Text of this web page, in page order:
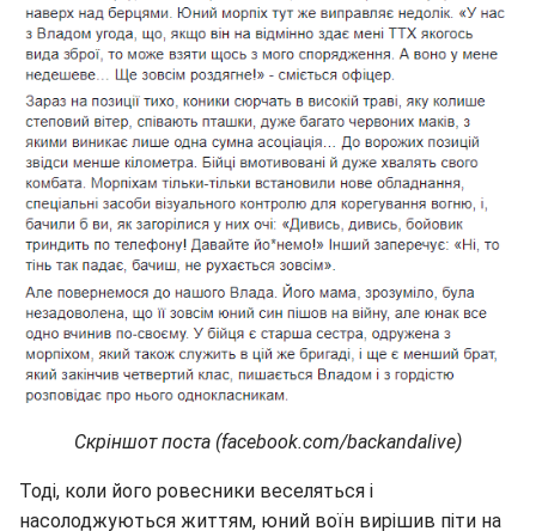
Скріншот поста (facebook.com/backandalive)
Тоді, коли його ровесники веселяться і
насолоджуються життям, юний воїн вирішив піти на